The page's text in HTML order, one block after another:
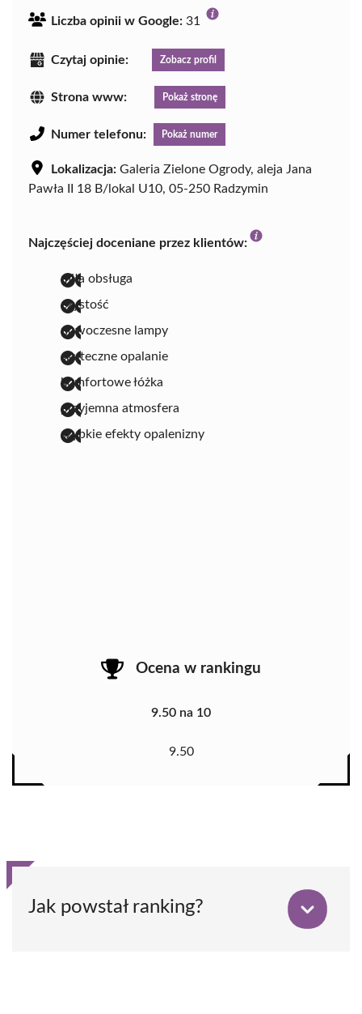
Liczba opinii w Google: 31
Czytaj opinie: Zobacz profil
Strona www: Pokaż stronę
Numer telefonu: Pokaż numer
Lokalizacja: Galeria Zielone Ogrody, aleja Jana
Pawła II 18 B/lokal U10, 05-250 Radzymin
Najczęściej doceniane przez klientów:
miła obsługa
czystość
nowoczesne lampy
skuteczne opalanie
komfortowe łóżka
przyjemna atmosfera
szybkie efekty opalenizny
Ocena w rankingu
9.50 na 10
9.50
Jak powstał ranking?